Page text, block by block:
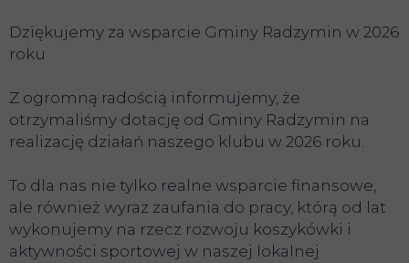
Dziękujemy za wsparcie Gminy Radzymin w 2026
roku
Z ogromną radością informujemy, że
otrzymaliśmy dotację od Gminy Radzymin na
realizację działań naszego klubu w 2026 roku.
To dla nas nie tylko realne wsparcie finansowe,
ale również wyraz zaufania do pracy, którą od lat
wykonujemy na rzecz rozwoju koszykówki i
aktywności sportowej w naszej lokalnej